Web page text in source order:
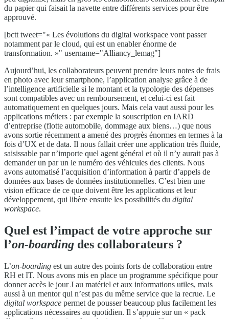
du papier qui faisait la navette entre différents services pour être
approuvé.
[bctt tweet="« Les évolutions du digital workspace vont passer
notamment par le cloud, qui est un enabler énorme de
transformation. »" username="Alliancy_lemag"]
Aujourd’hui, les collaborateurs peuvent prendre leurs notes de frais
en photo avec leur smartphone, l’application analyse grâce à de
l’intelligence artificielle si le montant et la typologie des dépenses
sont compatibles avec un remboursement, et celui-ci est fait
automatiquement en quelques jours. Mais cela vaut aussi pour les
applications métiers : par exemple la souscription en IARD
d’entreprise (flotte automobile, dommage aux biens…) que nous
avons sortie récemment a amené des progrès énormes en termes à la
fois d’UX et de data. Il nous fallait créer une application très fluide,
saisissable par n’importe quel agent général et où il n’y aurait pas à
demander un par un le numéro des véhicules des clients. Nous
avons automatisé l’acquisition d’information à partir d’appels de
données aux bases de données institutionnelles. C’est bien une
vision efficace de ce que doivent être les applications et leur
développement, qui libère ensuite les possibilités du digital
workspace.
Quel est l’impact de votre approche sur
l’on-boarding des collaborateurs ?
L’on-boarding est un autre des points forts de collaboration entre
RH et IT. Nous avons mis en place un programme spécifique pour
donner accès le jour J au matériel et aux informations utiles, mais
aussi à un mentor qui n’est pas du même service que la recrue. Le
digital workspace permet de pousser beaucoup plus facilement les
applications nécessaires au quotidien. Il s’appuie sur un « pack